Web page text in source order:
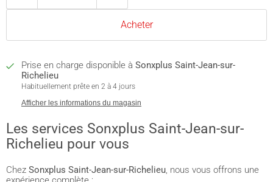
Acheter
Prise en charge disponible à Sonxplus Saint-Jean-sur-
Richelieu
Habituellement prête en 2 à 4 jours
Afficher les informations du magasin
Les services Sonxplus Saint-Jean-sur-
Richelieu pour vous
Chez Sonxplus Saint-Jean-sur-Richelieu, nous vous offrons une